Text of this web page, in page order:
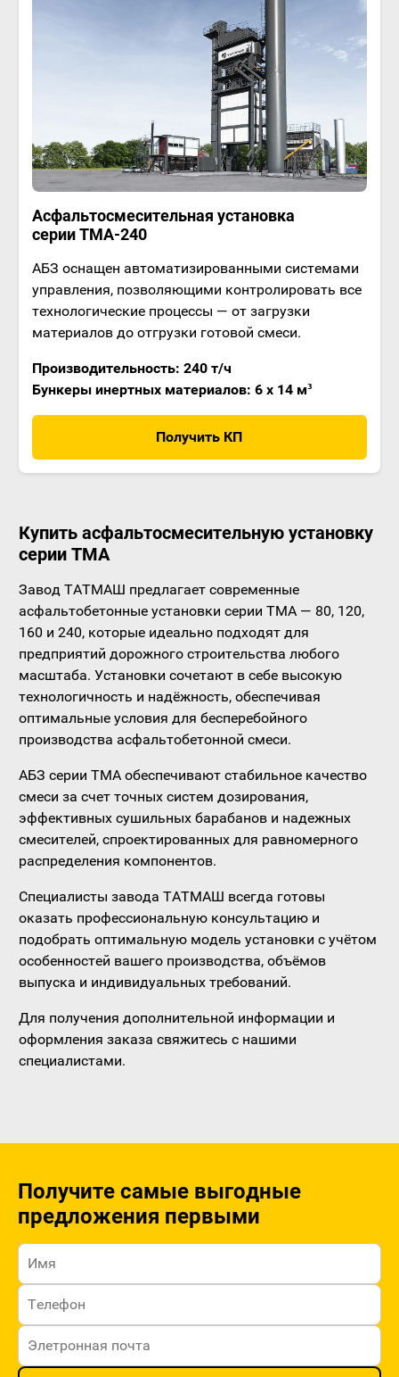
Асфальтосмесительная установка
серии ТМА-240
АБЗ оснащен автоматизированными системами
управления, позволяющими контролировать все
технологические процессы — от загрузки
материалов до отгрузки готовой смеси.
Производительность: 240 т/ч
Бункеры инертных материалов: 6 x 14 м³
Получить КП
Купить асфальтосмесительную установку
серии ТМА
Завод ТАТМАШ предлагает современные
асфальтобетонные установки серии TMA — 80, 120,
160 и 240, которые идеально подходят для
предприятий дорожного строительства любого
масштаба. Установки сочетают в себе высокую
технологичность и надёжность, обеспечивая
оптимальные условия для бесперебойного
производства асфальтобетонной смеси.
АБЗ серии ТМА обеспечивают стабильное качество
смеси за счет точных систем дозирования,
эффективных сушильных барабанов и надежных
смесителей, спроектированных для равномерного
распределения компонентов.
Специалисты завода ТАТМАШ всегда готовы
оказать профессиональную консультацию и
подобрать оптимальную модель установки с учётом
особенностей вашего производства, объёмов
выпуска и индивидуальных требований.
Для получения дополнительной информации и
оформления заказа свяжитесь с нашими
специалистами.
Получите самые выгодные
предложения первыми